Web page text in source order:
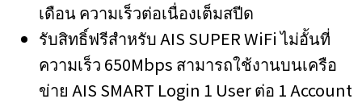
เดือน ความเร็วต่อเนื่องเต็มสปีด
รับสิทธิ์ฟรีสำหรับ AIS SUPER WiFi ไม่อั้นที่
ความเร็ว 650Mbps สามารถใช้งานบนเครือ
ข่าย AIS SMART Login 1 User ต่อ 1 Account